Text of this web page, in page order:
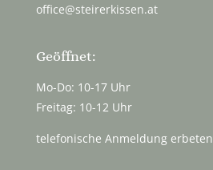
office@steirerkissen.at
Geöffnet:
Mo-Do: 10-17 Uhr
Freitag: 10-12 Uhr
telefonische Anmeldung erbeten